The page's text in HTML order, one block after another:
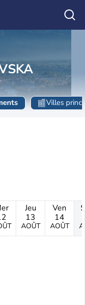
Villes
Jeu
13
AOÛT
Ven
14
AOÛT